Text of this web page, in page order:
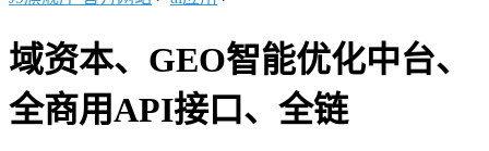
域资本、GEO智能优化中台、
全商用API接口、全链